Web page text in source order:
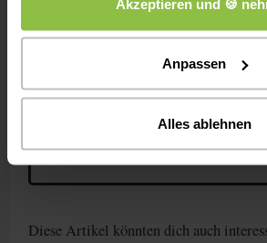
Akzeptieren und 🍪
Anpassen
Alles ablehnen
Deshalb würden wir uns sehr
noch Zeit nimmst eine
einen Kommentar abzugeben!
3,55von 5 Sterne
Diese Artikel könnten dich auch